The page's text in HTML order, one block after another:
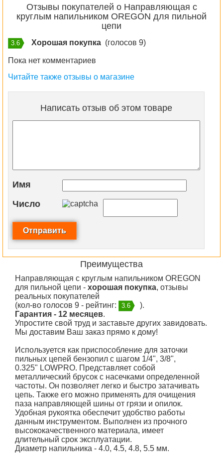
Отзывы покупателей о Направляющая с
круглым напильником OREGON для пильной
цепи
3.6 Хорошая покупка (голосов 9)
Пока нет комментариев
Читайте также отзывы о магазине
Написать отзыв об этом товаре
Имя
Число
Преимущества
Направляющая с круглым напильником OREGON
для пильной цепи - хорошая покупка, отзывы
реальных покупателей
(кол-во голосов 9 - рейтинг:
3.6
).
Гарантия - 12 месяцев.
Упростите свой труд и заставьте других завидовать.
Мы доставим Ваш заказ прямо к дому!
Используется как приспособление для заточки
пильных цепей бензопил с шагом 1/4", 3/8",
0.325" LOWPRO. Представляет собой
металлический брусок с насечками определенной
частоты. Он позволяет легко и быстро затачивать
цепь. Также его можно применять для очищения
паза направляющей шины от грязи и опилок.
Удобная рукоятка обеспечит удобство работы
данным инструментом. Выполнен из прочного
высококачественного материала, имеет
длительный срок эксплуатации.
Диаметр напильника - 4.0, 4.5, 4.8, 5.5 мм.